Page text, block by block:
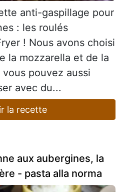
anti-gaspillage pour
: les roulés
! Nous avons choisi
la mozzarella et de la
pouvez aussi
avec du...
la recette
aux aubergines, la
- pasta alla norma